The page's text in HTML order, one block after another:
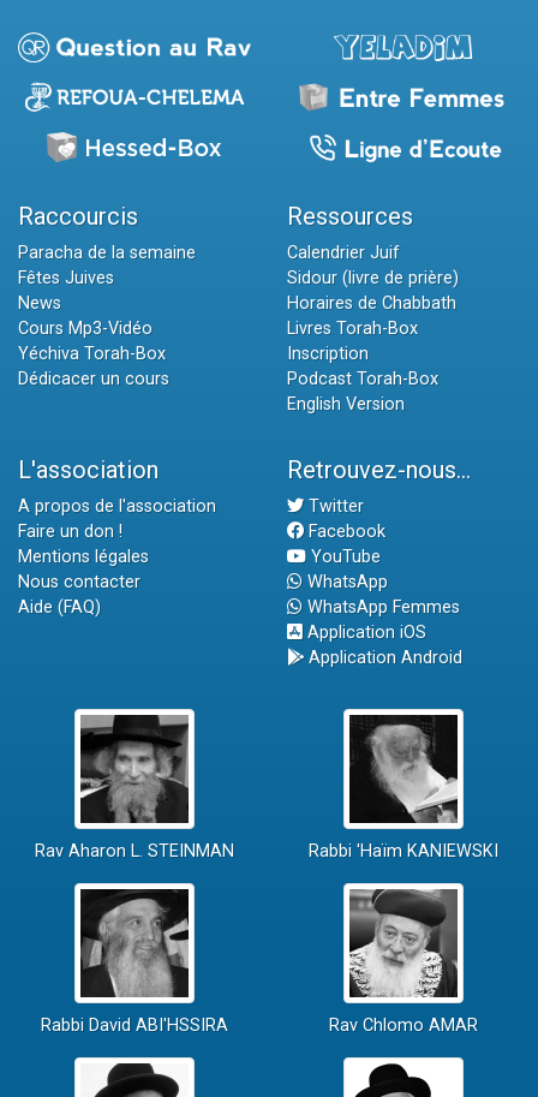
Raccourcis
Paracha de la semaine
Fêtes Juives
News
Cours Mp3-Vidéo
Yéchiva Torah-Box
Dédicacer un cours
Ressources
Calendrier Juif
Sidour (livre de prière)
Horaires de Chabbath
Livres Torah-Box
Inscription
Podcast Torah-Box
English Version
L'association
A propos de l'association
Faire un don !
Mentions légales
Nous contacter
Aide (FAQ)
Retrouvez-nous...
Twitter
Facebook
YouTube
WhatsApp
WhatsApp Femmes
Application iOS
Application Android
Rav Aharon L. STEINMAN Rabbi 'Haïm KANIEWSKI
Rabbi David ABI'HSSIRA Rav Chlomo AMAR